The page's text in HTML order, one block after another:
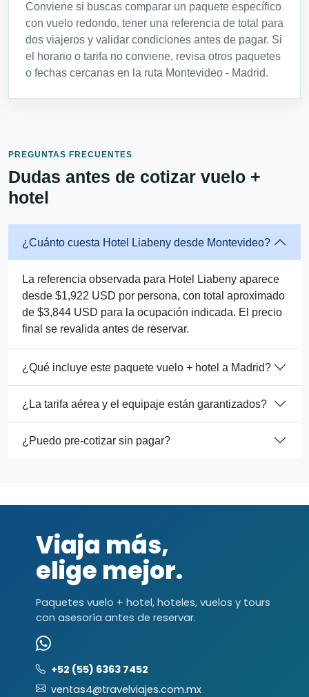
Conviene si buscas comparar un paquete específico
con vuelo redondo, tener una referencia de total para
dos viajeros y validar condiciones antes de pagar. Si
el horario o tarifa no conviene, revisa otros paquetes
o fechas cercanas en la ruta Montevideo - Madrid.
PREGUNTAS FRECUENTES
Dudas antes de cotizar vuelo +
hotel
¿Cuánto cuesta Hotel Liabeny desde Montevideo?
La referencia observada para Hotel Liabeny aparece
desde $1,922 USD por persona, con total aproximado
de $3,844 USD para la ocupación indicada. El precio
final se revalida antes de reservar.
¿Qué incluye este paquete vuelo + hotel a Madrid?
¿La tarifa aérea y el equipaje están garantizados?
¿Puedo pre-cotizar sin pagar?
Viaja más,
elige mejor.
Paquetes vuelo + hotel, hoteles, vuelos y tours
con asesoría antes de reservar.
+52 (55) 6363 7452
ventas4@travelviajes.com.mx